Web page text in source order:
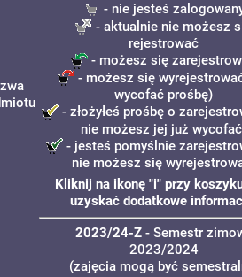
- nie jesteś
- aktualnie nie możesz
rejestrować
- możesz się
- możesz się
wycofać prośbę)
- złożyłeś prośbę o
nie możesz jej już
- jesteś pomyślnie
nie możesz się
Kliknij na ikonę "i" przy
uzyskać dodatkowe
2023/24-Z- Semestr
2023/2024
(zajęcia mogą być